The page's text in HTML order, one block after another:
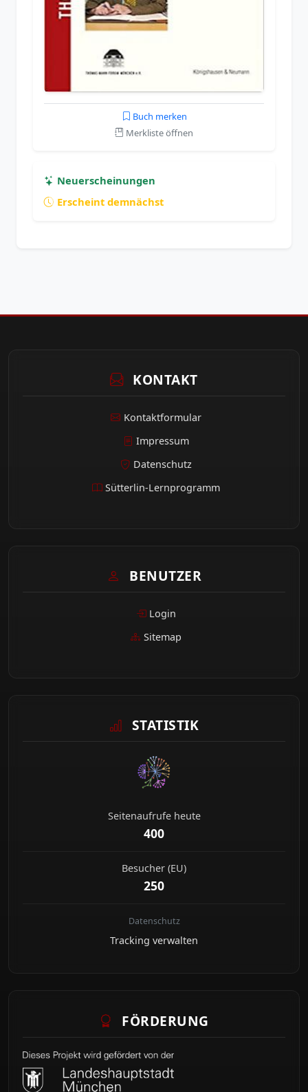
Buch merken
Merkliste öffnen
Neuerscheinungen
Erscheint demnächst
KONTAKT
Kontaktformular
Impressum
Datenschutz
Sütterlin-Lernprogramm
BENUTZER
Login
Sitemap
STATISTIK
Seitenaufrufe heute
400
Besucher (EU)
250
Datenschutz
Tracking verwalten
FÖRDERUNG